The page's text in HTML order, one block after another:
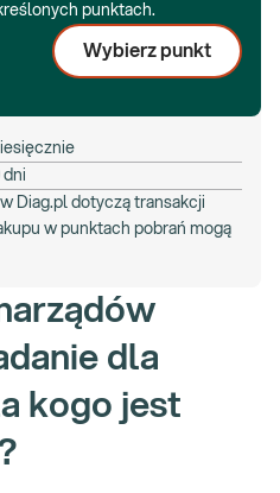
punktach.
Wybierz punkt
dni
Diag.pl dotyczą transakcji
w punktach pobrań mogą
dla
kogo jest